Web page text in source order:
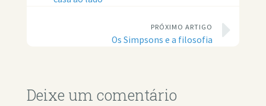
PRÓXIMO ARTIGO
Os Simpsons e a filosofia
Deixe um comentário